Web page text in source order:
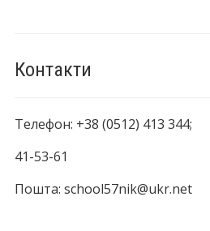
Контакти
Телефон: +38 (0512) 413 344;
41-53-61
Пошта: school57nik@ukr.net